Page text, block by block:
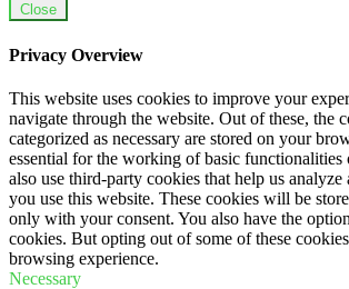
Close
Privacy Overview
This website uses cookies to improve your
navigate through the website. Out of these, the
categorized as necessary are stored on your
essential for the working of basic functionalities
also use third-party cookies that help us
you use this website. These cookies will be
only with your consent. You also have the
cookies. But opting out of some of these
browsing experience.
Necessary